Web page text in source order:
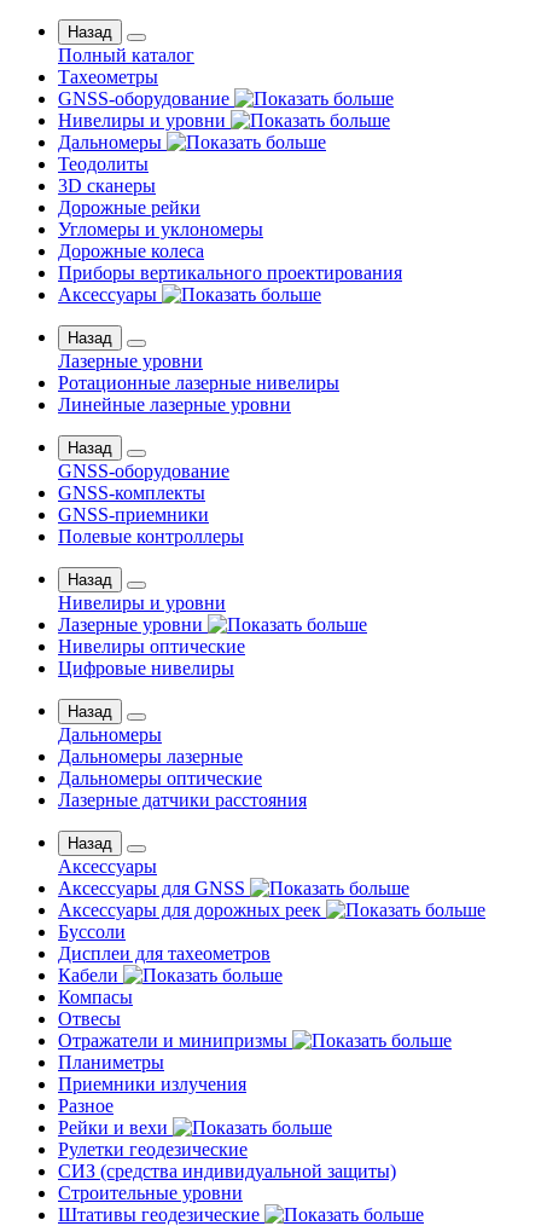
Назад
Полный каталог
Тахеометры
GNSS-оборудование
Нивелиры и уровни
Дальномеры
Теодолиты
3D сканеры
Дорожные рейки
Угломеры и уклономеры
Дорожные колеса
Приборы вертикального проектирования
Аксессуары
Назад
Лазерные уровни
Ротационные лазерные нивелиры
Линейные лазерные уровни
Назад
GNSS-оборудование
GNSS-комплекты
GNSS-приемники
Полевые контроллеры
Назад
Нивелиры и уровни
Лазерные уровни
Нивелиры оптические
Цифровые нивелиры
Назад
Дальномеры
Дальномеры лазерные
Дальномеры оптические
Лазерные датчики расстояния
Назад
Аксессуары
Аксессуары для GNSS
Аксессуары для дорожных реек
Буссоли
Дисплеи для тахеометров
Кабели
Компасы
Отвесы
Отражатели и минипризмы
Планиметры
Приемники излучения
Разное
Рейки и вехи
Рулетки геодезические
СИЗ (средства индивидуальной защиты)
Строительные уровни
Штативы геодезические